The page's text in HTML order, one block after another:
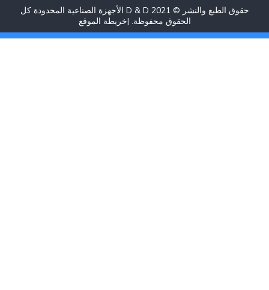
حقوق الطبع والنشر © 2021 D & D الأجهزة الصناعية المحدودة كل
الحقوق محفوظة. |خريطة الموقع